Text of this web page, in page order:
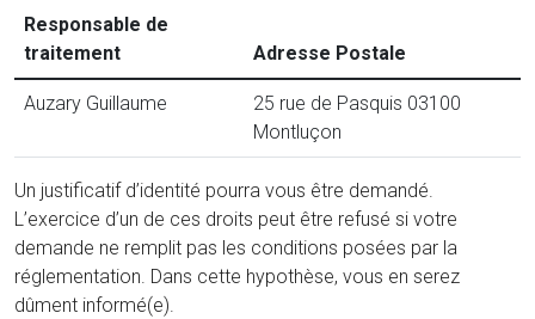
Responsable de
traitement
Adresse Postale
Auzary Guillaume
25 rue de Pasquis 03100
Montluçon
Un justificatif d’identité pourra vous être demandé.
L’exercice d’un de ces droits peut être refusé si votre
demande ne remplit pas les conditions posées par la
réglementation. Dans cette hypothèse, vous en serez
dûment informé(e).